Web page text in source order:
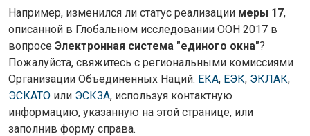
Например, изменился ли статус реализации меры 17,
описанной в Глобальном исследовании ООН 2017 в
вопросе Электронная система "единого окна"?
Пожалуйста, свяжитесь с региональными комиссиями
Организации Объединенных Наций: ЕКА, ЕЭК, ЭКЛАК,
ЭСКАТО или ЭСКЗА, используя контактную
информацию, указанную на этой странице, или
заполнив форму справа.